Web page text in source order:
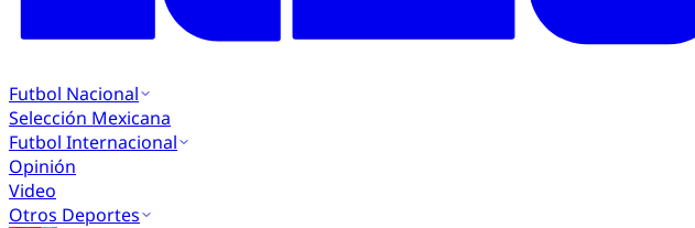
Futbol Nacional
Selección Mexicana
Futbol Internacional
Opinión
Video
Otros Deportes